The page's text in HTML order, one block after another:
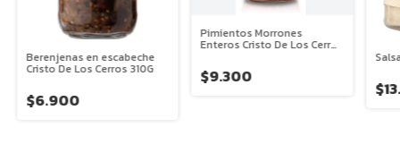
Berenjenas en escabeche
Cristo De Los Cerros 310G
$6.900
Pimientos Morrones
Enteros Cristo De Los Cerros
$9.300